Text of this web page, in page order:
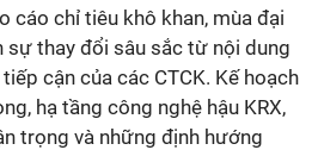
cáo chỉ tiêu khô khan, mùa đại
sự thay đổi sâu sắc từ nội dung
cận của các CTCK. Kế hoạch
hạ tầng công nghệ hậu KRX,
trọng và những định hướng